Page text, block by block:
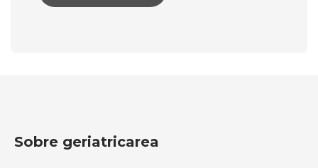
Sobre geriatricarea